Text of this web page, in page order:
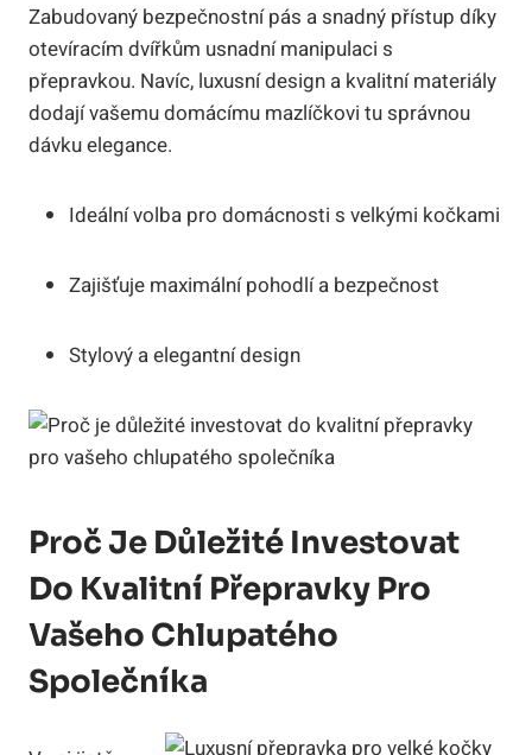
Zabudovaný bezpečnostní pás a snadný přístup díky
otevíracím dvířkům usnadní manipulaci s
přepravkou. Navíc, luxusní design a kvalitní materiály
dodají vašemu domácímu mazlíčkovi tu správnou
dávku elegance.
Ideální volba pro domácnosti s velkými kočkami
Zajišťuje maximální pohodlí a bezpečnost
Stylový a elegantní design
Proč Je Důležité Investovat
Do Kvalitní Přepravky Pro
Vašeho Chlupatého
Společníka